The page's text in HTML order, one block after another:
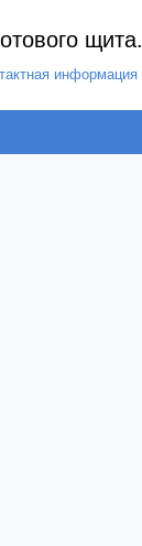
щита.
информация